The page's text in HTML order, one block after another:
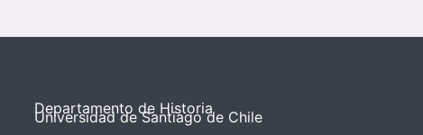
Departamento de Historia
Universidad de Santiago de Chile